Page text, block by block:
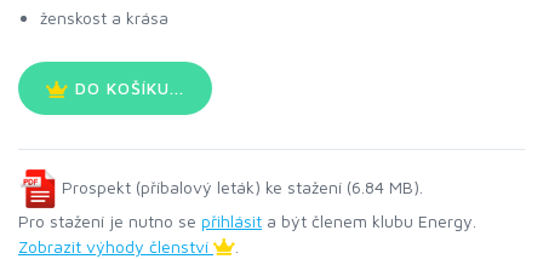
ženskost a krása
DO KOŠÍKU...
Prospekt (příbalový leták) ke stažení (6.84 MB).
Pro stažení je nutno se přihlásit a být členem klubu Energy.
Zobrazit výhody členství